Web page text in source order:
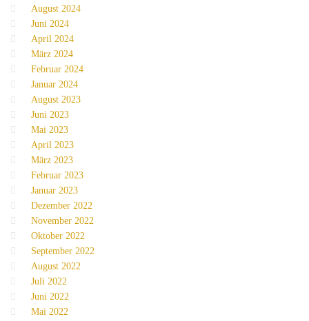
August 2024
Juni 2024
April 2024
März 2024
Februar 2024
Januar 2024
August 2023
Juni 2023
Mai 2023
April 2023
März 2023
Februar 2023
Januar 2023
Dezember 2022
November 2022
Oktober 2022
September 2022
August 2022
Juli 2022
Juni 2022
Mai 2022